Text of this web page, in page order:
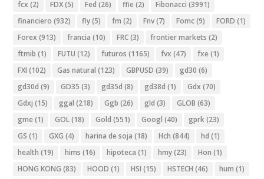
fcx (2) FDX(5) Fed (26) ffie (2) Fibonacci (3991)
financiero (932) fly(5) fm (2) Fnv(7) Fomc(9) FORD (1)
Forex (913) francia (10) FRC(3) frontier markets (2)
ftmib (1) FUTU (12) futuros (1165) fvx (47) fxe (1)
FXI (102) Gas natural (123) GBPUSD (39) gd30 (6)
gd30d (9) GD35 (3) gd35d (8) gd38d (1) Gdx (70)
Gdxj (15) ggal (218) Ggb (26) gld (3) GLOB (63)
gme (1) GOL(18) Gold (551) Googl (40) gprk(23)
GS (1) GXG (4) harina de soja (18) Hch (844) hd (1)
health (19) hims (16) hipoteca (1) hmy(23) Hon (1)
HONG KONG (83) HOOD (1) HSI (15) HSTECH (46) hum (1)